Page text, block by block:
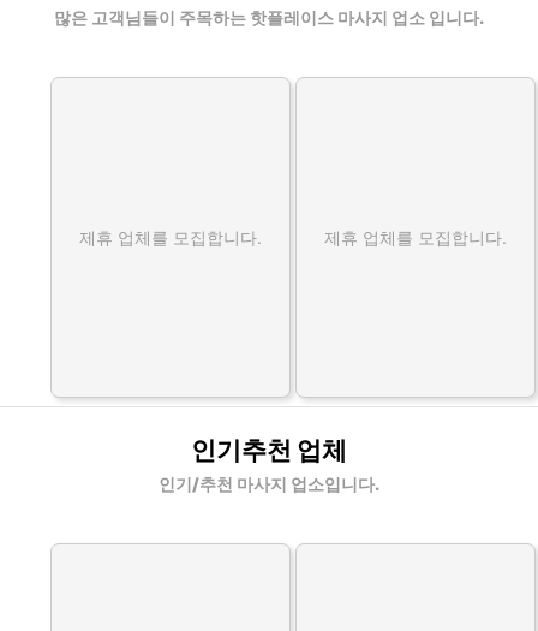
많은 고객님들이 주목하는 핫플레이스 마사지 업소 입니다.
제휴 업체를 모집합니다. 제휴 업체를 모집합니다.
인기추천 업체
인기/추천 마사지 업소입니다.